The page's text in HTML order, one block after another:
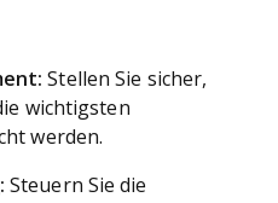
Stellen Sie sicher,
wichtigsten
werden.
Steuern Sie die